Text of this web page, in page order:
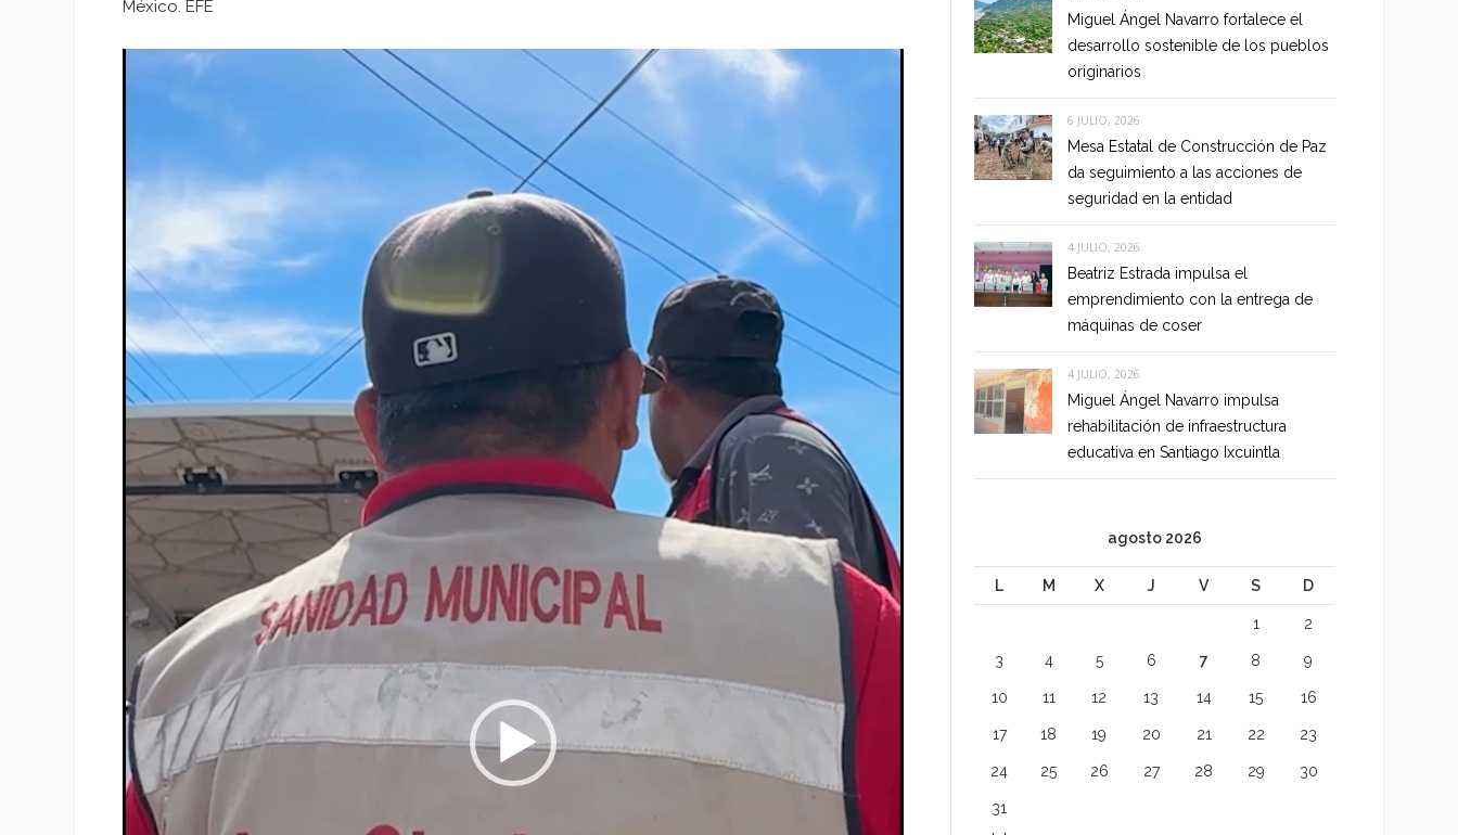
México. EFE
Reproductor
Miguel Ángel Navarro fortalece el
desarrollo sostenible de los pueblos
originarios
6 JULIO, 2026
Mesa Estatal de Construcción de Paz
da seguimiento a las acciones de
seguridad en la entidad
4 JULIO, 2026
Beatriz Estrada impulsa el
emprendimiento con la entrega de
máquinas de coser
4 JULIO, 2026
Miguel Ángel Navarro impulsa
rehabilitación de infraestructura
educativa en Santiago Ixcuintla
agosto 2026
L M X J V S D
1 2
3 4 5 6 7 8 9
10 11 12 13 14 15 16
17 18 19 20 21 22 23
24 25 26 27 28 29 30
31